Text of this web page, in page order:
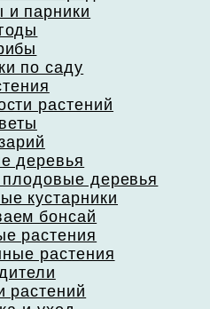
и парники
по саду
растений
деревья
деревья
кустарники
бонсай
растения
растения
растений